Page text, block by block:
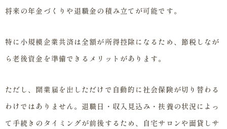
将来の年金づくりや退職金の積み立てが可能です。
特に小規模企業共済は全額が所得控除になるため、節税しなが
ら老後資金を準備できるメリットがあります。
ただし、開業届を出しただけで自動的に社会保険が切り替わる
わけではありません。退職日・収入見込み・扶養の状況によっ
て手続きのタイミングが前後するため、自宅サロンや面貸しサ